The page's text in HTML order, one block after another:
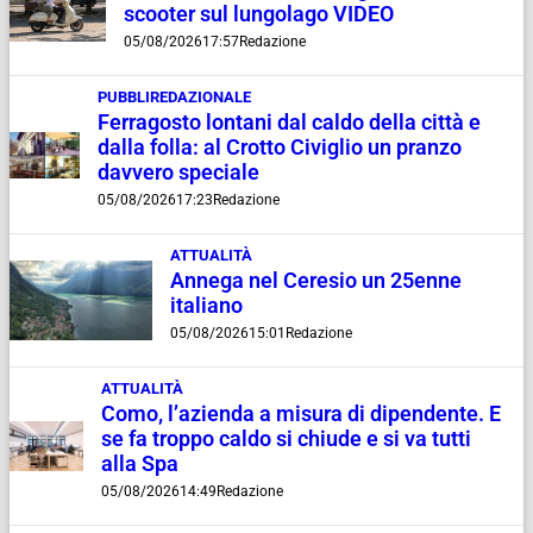
scooter sul lungolago VIDEO
05/08/202617:57Redazione
PUBBLIREDAZIONALE
Ferragosto lontani dal caldo della città e
dalla folla: al Crotto Civiglio un pranzo
davvero speciale
05/08/202617:23 Redazione
ATTUALITÀ
Annega nel Ceresio un 25enne
italiano
05/08/202615:01 Redazione
ATTUALITÀ
Como, l’azienda a misura di dipendente. E
se fa troppo caldo si chiude e si va tutti
alla Spa
05/08/202614:49 Redazione